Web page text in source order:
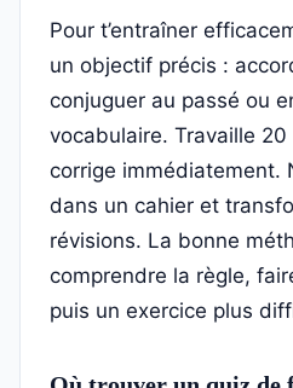
Pour t’entraîner
un objectif précis :
conjuguer au passé ou
vocabulaire. Travaille
corrige immédiatement.
dans un cahier et
révisions. La bonne
comprendre la règle,
puis un exercice plus